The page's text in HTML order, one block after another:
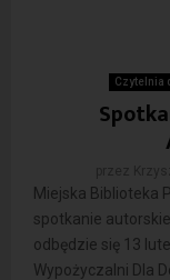
Czytelnia
Miejska Biblioteka
spotkanie
odbędzie się 13
Wypożyczalni Dla